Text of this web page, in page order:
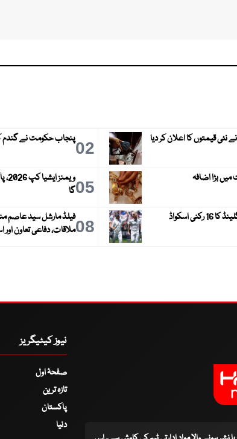
نئی قیمتوں کا اعلان کر دیا 02پنجاب حکومت نے گندم
بڑا اضافہ 05گا
پاکستان کیخلاف ٹیسٹ سیریز ، انگلینڈ کا 16 رکنی اسکواڈ
08فیلڈ مارشل سید عاصم
ملاقات، دفاعی تعاون اور
نیوز کیٹیگریز
صفحۂ اول
تازہ ترین
پاکستان
دنیا